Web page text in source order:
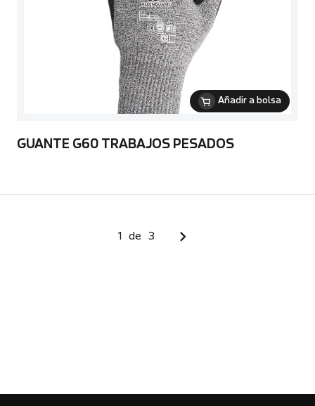
Añadir a bolsa
GUANTE G60 TRABAJOS PESADOS
1 de 3